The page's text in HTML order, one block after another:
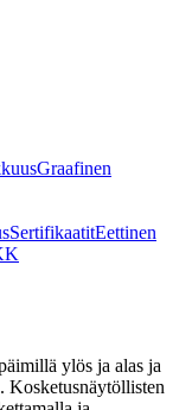
Graafinen
SertifikaatitEettinen
ylös ja alas ja
Kosketusnäytöllisten